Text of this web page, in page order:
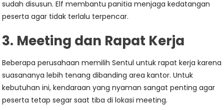
sudah disusun. Elf membantu panitia menjaga kedatangan
peserta agar tidak terlalu terpencar.
3. Meeting dan Rapat Kerja
Beberapa perusahaan memilih Sentul untuk rapat kerja karena
suasananya lebih tenang dibanding area kantor. Untuk
kebutuhan ini, kendaraan yang nyaman sangat penting agar
peserta tetap segar saat tiba di lokasi meeting.